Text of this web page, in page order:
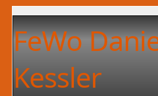
FeWo
Kessler